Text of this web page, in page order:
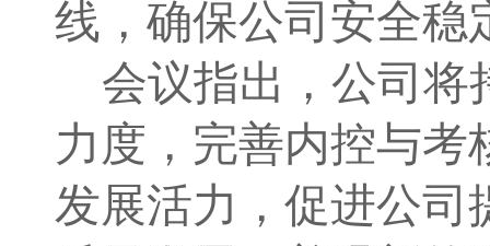
线，确保公司安全稳
会议指出， 公司将
力度，完善内控与考
发展活力，促进公司